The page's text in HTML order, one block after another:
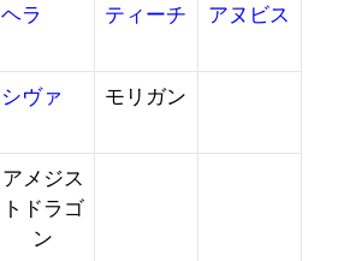
ヘラ ティーチ アヌビス
シヴァ モリガン
アメジス
トドラゴ
ン